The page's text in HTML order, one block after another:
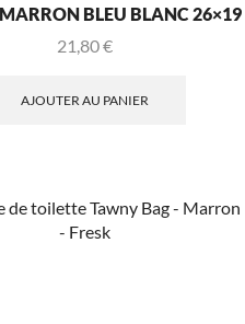
BLEU BLANC 26×19
21,80€
AJOUTER AU PANIER